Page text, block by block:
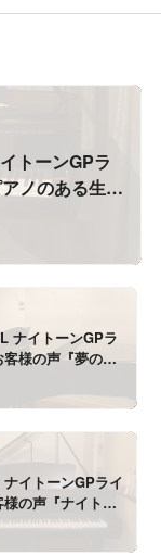
トーンGPラ
ノのある生
ナイトーンGPラ
様の声『夢のよ
イトーンGPライ
様の声『ナイトー
でありながら、新